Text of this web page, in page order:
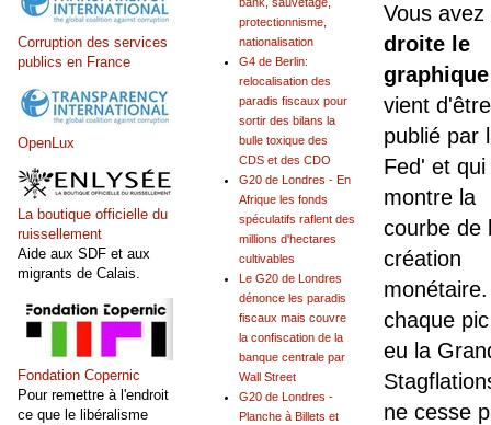
Vous avez
droite le
graphique
vient d'être
publié par
Fed' et qui
montre la
courbe de
création
monétaire.
chaque
eu la
ne cesse
protectionnisme,
nationalisation
G4 de Berlin:
relocalisation des
paradis fiscaux pour
sortir des bilans la
bulle toxique des
CDS et des CDO
G20 de Londres - En
Afrique les fonds
spéculatifs raflent des
millions d'hectares
cultivables
Le G20 de Londres
dénonce les paradis
fiscaux mais couvre
la confiscation de la
banque centrale par
Wall Street
G20 de Londres -
Planche à Billets et
Corruption des services
publics en France
OpenLux
La boutique officielle du
ruissellement
Aide aux SDF et aux
migrants de Calais.
Fondation Copernic
Pour remettre à l'endroit
ce que le libéralisme